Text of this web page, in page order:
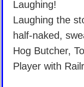
Laughing!
Laughing the
half-naked,
Hog Butcher,
Player with